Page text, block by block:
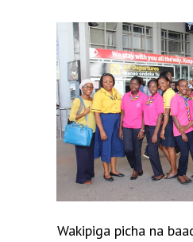
Wakipiga picha na